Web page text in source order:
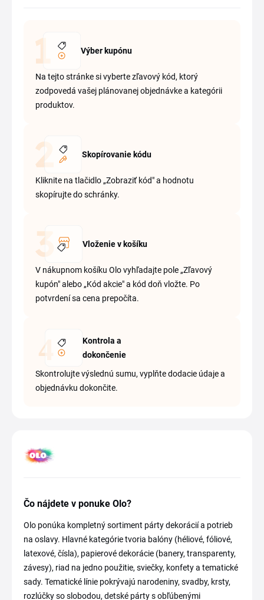
Výber kupónu
Na tejto stránke si vyberte zľavový kód, ktorý
zodpovedá vašej plánovanej objednávke a kategórii
produktov.
Skopírovanie kódu
Kliknite na tlačidlo „Zobraziť kód" a hodnotu
skopírujte do schránky.
Vloženie v košíku
V nákupnom košíku Olo vyhľadajte pole „Zľavový
kupón" alebo „Kód akcie" a kód doň vložte. Po
potvrdení sa cena prepočíta.
Kontrola a
dokončenie
Skontrolujte výslednú sumu, vyplňte dodacie údaje a
objednávku dokončite.
Čo nájdete v ponuke Olo?
Olo ponúka kompletný sortiment párty dekorácií a potrieb
na oslavy. Hlavné kategórie tvoria balóny (héliové, fóliové,
latexové, čísla), papierové dekorácie (banery, transparenty,
závesy), riad na jedno použitie, sviečky, konfety a tematické
sady. Tematické línie pokrývajú narodeniny, svadby, krsty,
rozlúčky so slobodou, detské párty s obľúbenými